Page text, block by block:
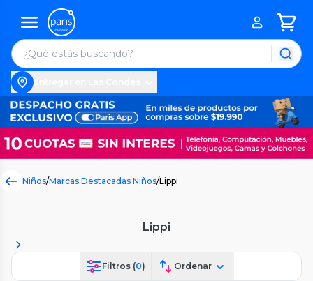
Niños/Marcas Destacadas Niños/Lippi
Lippi
Filtros (0) Ordenar